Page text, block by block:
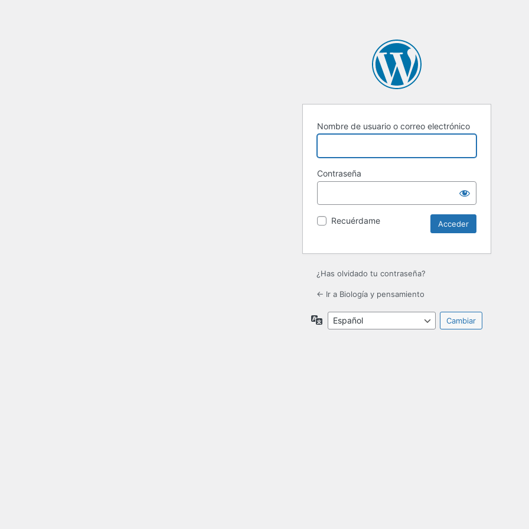
Nombre de usuario o correo electrónico
Contraseña
Recuérdame
¿Has olvidado tu contraseña?
← Ir a Biología y pensamiento
Idioma